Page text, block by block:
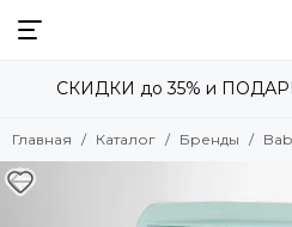
Смотреть все товары
Angela Bella
СКИДКИ до 35% и
Главная Каталог Бренды